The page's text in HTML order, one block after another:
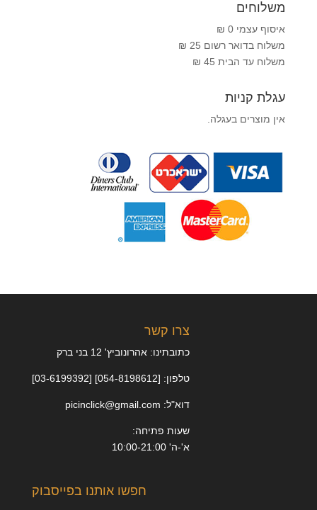
משלוחים
איסוף עצמי 0 ₪
משלוח בדואר רשום 25 ₪
משלוח עד הבית 45 ₪
עגלת קניות
אין מוצרים בעגלה.
צרו קשר
כתובתינו: אהרונוביץ' 12 בני ברק
טלפון: [054-8198612] [03-6199392]
דוא"ל: picinclick@gmail.com
שעות פתיחה:
א'-ה' 10:00-21:00
חפשו אותנו בפייסבוק